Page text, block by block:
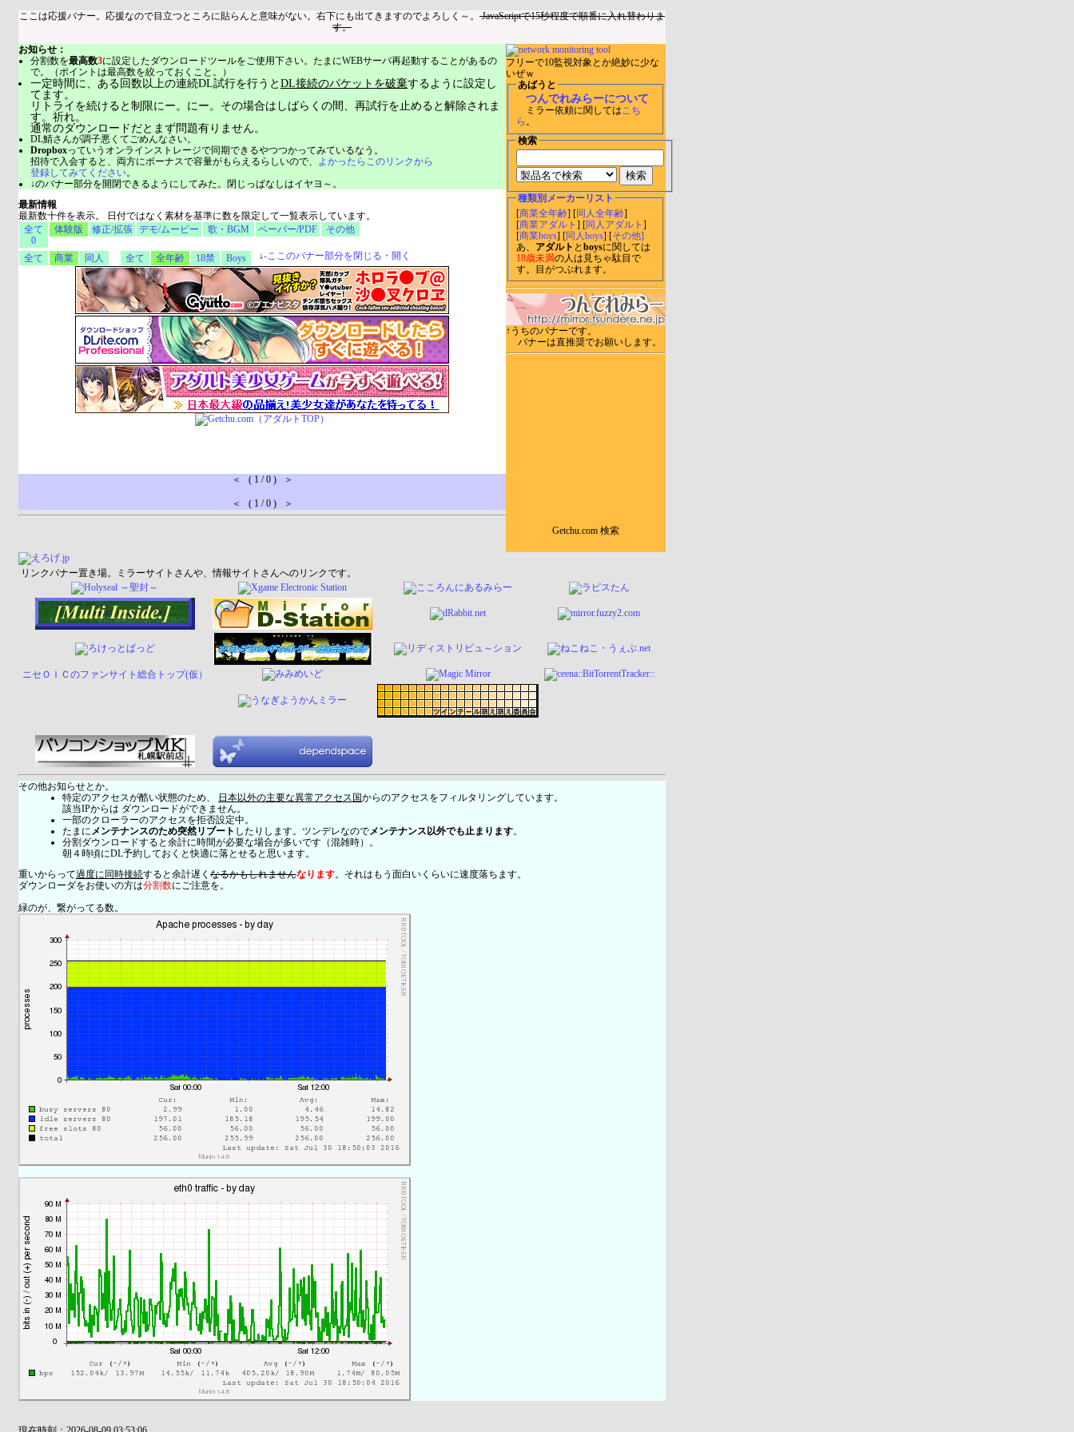
ここは応援バナー。応援なので目立つところに貼らんと意味がない。右下にも出てきますのでよろしく～。 JavaScriptで15秒程度で順番に入れ替わりま
す。
フリーで10監視対象とか絶妙に少な
いぜｗ
あばうと
つんでれみらーについて
ミラー依頼に関してはこち
ら 。
検索
種類別メーカーリスト
[商業全年齢 ] [同人全年齢]
[商業アダルト ] [同人アダルト ]
[商業boys] [同人boys ] [その他]
あ、 アダルト とboysに関しては
18歳未満の人は見ちゃ駄目で
す。目がつぶれます。
↑うちのバナーです。
バナーは直推奨でお願いします。
Getchu.com 検索
お知らせ：
分割数を最高数3に設定したダウンロードツールをご使用下さい。たまにWEBサーバ再起動することがあるの
で。（ポイントは最高数を絞っておくこと。）
一定時間に、ある回数以上の連続DL試行を行うとDL接続のパケットを破棄するように設定し
てます。
リトライを続けると制限にー。にー。その場合はしばらくの間、再試行を止めると解除されま
す。祈れ。
通常のダウンロードだとまず問題有りません。
DL鯖さんが調子悪くてごめんなさい。
Dropboxっていうオンラインストレージで同期できるやつつかってみているなう。
招待で入会すると、両方にボーナスで容量がもらえるらしいので、 よかったらこのリンクから
登録してみてください。
↓のバナー部分を開閉できるようにしてみた。閉じっぱなしはイヤヨ～。
最新情報
最新数十件を表示。 日付ではなく素材を基準に数を限定して一覧表示しています。
全て
0
体験版 修正/拡張 デモ/ムービー 歌・BGM ペーパー/PDF その他
全て 商業 同人 全て 全年齢 18禁 Boys ↓-ここのバナー部分を閉じる・開く
＜ ( 1 / 0 ) ＞
＜ ( 1 / 0 ) ＞
リンクバナー置き場。ミラーサイトさんや、情報サイトさんへのリンクです。
ニセＯＩＣのファンサイト総合トップ(仮）
その他お知らせとか。
特定のアクセスが酷い状態のため、
日本以外の主要な異常アクセス国からのアクセスをフィルタリングしています。
該当IPからは ダウンロードができません。
一部のクローラーのアクセスを拒否設定中。
たまにメンテナンスのため突然リブート したりします。ツンデレなのでメンテナンス以外でも止まります。
分割ダウンロードすると余計に時間が必要な場合が多いです（混雑時）。
朝４時頃にDL予約しておくと快適に落とせると思います。
重いからって過度に同時接続すると余計遅く なるかもしれませんなります。それはもう面白いくらいに速度落ちます。
ダウンローダをお使いの方は分割数にご注意を。
緑のが、繋がってる数。